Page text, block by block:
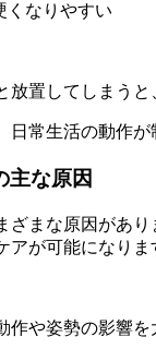
くなりやすい
放置してしまう
日常生活の動作
主な原因
ざまな原因があ
が可能になりま
作や姿勢の影響